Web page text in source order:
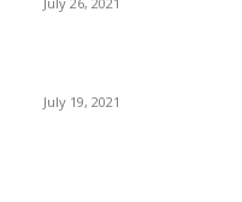
July 19, 2021